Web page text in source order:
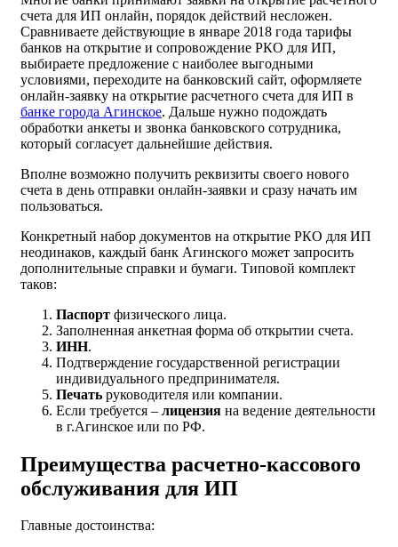
счета для ИП онлайн, порядок действий несложен.
Сравниваете действующие в январе 2018 года тарифы
банков на открытие и сопровождение РКО для ИП,
выбираете предложение с наиболее выгодными
условиями, переходите на банковский сайт, оформляете
онлайн-заявку на открытие расчетного счета для ИП в
банке города Агинское. Дальше нужно подождать
обработки анкеты и звонка банковского сотрудника,
который согласует дальнейшие действия.
Вполне возможно получить реквизиты своего нового
счета в день отправки онлайн-заявки и сразу начать им
пользоваться.
Конкретный набор документов на открытие РКО для ИП
неодинаков, каждый банк Агинского может запросить
дополнительные справки и бумаги. Типовой комплект
таков:
Паспорт физического лица.
Заполненная анкетная форма об открытии счета.
ИНН.
Подтверждение государственной регистрации
индивидуального предпринимателя.
Печать руководителя или компании.
Если требуется – лицензия на ведение деятельности
в г.Агинское или по РФ.
Преимущества расчетно-кассового
обслуживания для ИП
Главные достоинства: